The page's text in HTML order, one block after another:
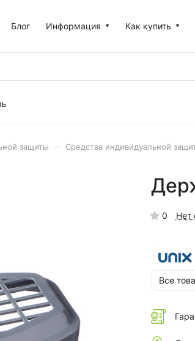
Блог Информация Как купить
защиты Средства индивидуальной
0 Нет
Все